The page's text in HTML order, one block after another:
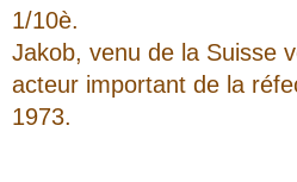
1/10è.
Jakob, venu de la Suisse
acteur important de la
1973.